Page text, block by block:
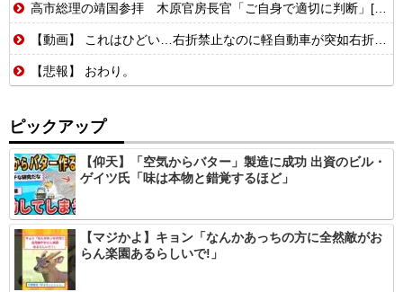
高市総理の靖国参拝 木原官房長官「ご自身で適切に判断」[8/7]
【動画】 これはひどい…右折禁止なのに軽自動車が突如右折し路面電車と衝突→乗ってた三人組が車を捨て逃走ｗｗｗｗｗｗ
【悲報】 おわり。
ピックアップ
【仰天】「空気からバター」製造に成功 出資のビル・
ゲイツ氏「味は本物と錯覚するほど」
【マジかよ】キョン「なんかあっちの方に全然敵がお
らん楽園あるらしいで!」